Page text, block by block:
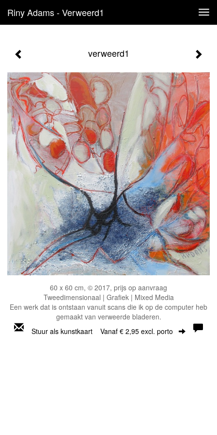
Riny Adams - Verweerd1
verweerd1
60 x 60 cm, © 2017, prijs op aanvraag
Tweedimensionaal | Grafiek | Mixed Media
Een werk dat is ontstaan vanuit scans die ik op de computer heb
gemaakt van verweerde bladeren.
Stuur als kunstkaart Vanaf € 2,95 excl. porto